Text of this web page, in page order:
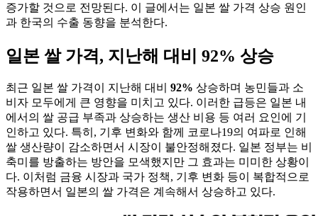
증가할 것으로 전망된다. 이 글에서는 일본 쌀 가격 상승 원인
과 한국의 수출 동향을 분석한다.
일본 쌀 가격, 지난해 대비 92% 상승
최근 일본 쌀 가격이 지난해 대비 92% 상승하며 농민들과 소
비자 모두에게 큰 영향을 미치고 있다. 이러한 급등은 일본 내
에서의 쌀 공급 부족과 상승하는 생산 비용 등 여러 요인에 기
인하고 있다. 특히, 기후 변화와 함께 코로나19의 여파로 인해
쌀 생산량이 감소하면서 시장이 불안정해졌다. 일본 정부는 비
축미를 방출하는 방안을 모색했지만 그 효과는 미미한 상황이
다. 이처럼 금융 시장과 국가 정책, 기후 변화 등이 복합적으로
작용하면서 일본의 쌀 가격은 계속해서 상승하고 있다.